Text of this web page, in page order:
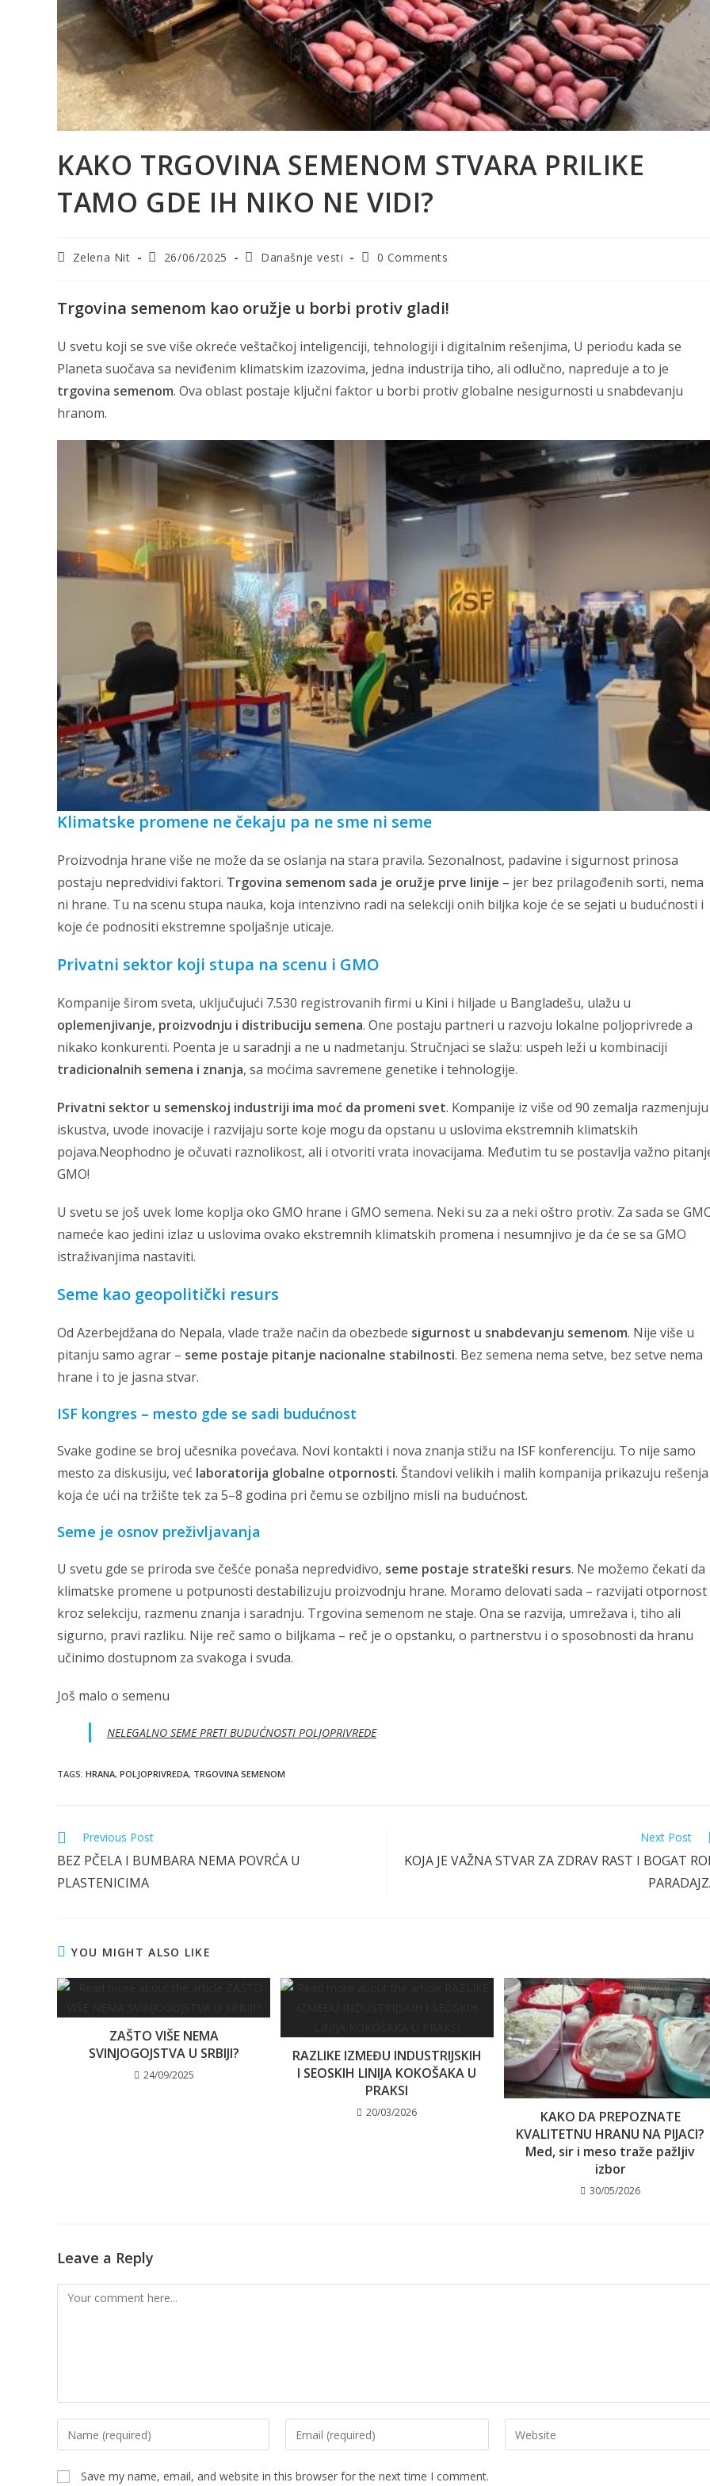
KAKO TRGOVINA SEMENOM STVARA PRILIKE
TAMO GDE IH NIKO NE VIDI?
PostZelena Nit
Post26/06/2025
PostDanašnje vesti
Post0 Comments
Trgovina semenom kao oružje u borbi protiv gladi!
U svetu koji se sve više okreće veštačkoj inteligenciji, tehnologiji i digitalnim rešenjima, U periodu kada se
Planeta suočava sa neviđenim klimatskim izazovima, jedna industrija tiho, ali odlučno, napreduje a to je
trgovina semenom. Ova oblast postaje ključni faktor u borbi protiv globalne nesigurnosti u snabdevanju
hranom.
Klimatske promene ne čekaju pa ne sme ni seme
Proizvodnja hrane više ne može da se oslanja na stara pravila. Sezonalnost, padavine i sigurnost prinosa
postaju nepredvidivi faktori. Trgovina semenom sada je oružje prve linije – jer bez prilagođenih sorti, nema
ni hrane. Tu na scenu stupa nauka, koja intenzivno radi na selekciji onih biljka koje će se sejati u budućnosti i
koje će podnositi ekstremne spoljašnje uticaje.
Privatni sektor koji stupa na scenu i GMO
Kompanije širom sveta, uključujući 7.530 registrovanih firmi u Kini i hiljade u Bangladešu, ulažu u
oplemenjivanje, proizvodnju i distribuciju semena. One postaju partneri u razvoju lokalne poljoprivrede a
nikako konkurenti. Poenta je u saradnji a ne u nadmetanju. Stručnjaci se slažu: uspeh leži u kombinaciji
tradicionalnih semena i znanja, sa moćima savremene genetike i tehnologije.
Privatni sektor u semenskoj industriji ima moć da promeni svet. Kompanije iz više od 90 zemalja razmenjuju
iskustva, uvode inovacije i razvijaju sorte koje mogu da opstanu u uslovima ekstremnih klimatskih
pojava.Neophodno je očuvati raznolikost, ali i otvoriti vrata inovacijama. Međutim tu se postavlja važno
GMO!
U svetu se još uvek lome koplja oko GMO hrane i GMO semena. Neki su za a neki oštro protiv. Za sada se
nameće kao jedini izlaz u uslovima ovako ekstremnih klimatskih promena i nesumnjivo je da će se sa GMO
istraživanjima nastaviti.
Seme kao geopolitički resurs
Od Azerbejdžana do Nepala, vlade traže način da obezbede sigurnost u snabdevanju semenom. Nije više u
pitanju samo agrar – seme postaje pitanje nacionalne stabilnosti. Bez semena nema setve, bez setve nema
hrane i to je jasna stvar.
ISF kongres – mesto gde se sadi budućnost
Svake godine se broj učesnika povećava. Novi kontakti i nova znanja stižu na ISF konferenciju. To nije samo
mesto za diskusiju, već laboratorija globalne otpornosti. Štandovi velikih i malih kompanija prikazuju rešenja
koja će ući na tržište tek za 5–8 godina pri čemu se ozbiljno misli na budućnost.
Seme je osnov preživljavanja
U svetu gde se priroda sve češće ponaša nepredvidivo, seme postaje strateški resurs. Ne možemo čekati da
klimatske promene u potpunosti destabilizuju proizvodnju hrane. Moramo delovati sada – razvijati otpornost
kroz selekciju, razmenu znanja i saradnju. Trgovina semenom ne staje. Ona se razvija, umrežava i, tiho ali
sigurno, pravi razliku. Nije reč samo o biljkama – reč je o opstanku, o partnerstvu i o sposobnosti da hranu
učinimo dostupnom za svakoga i svuda.
Još malo o semenu
NELEGALNO SEME PRETI BUDUĆNOSTI POLJOPRIVREDE
TAGS: HRANA, POLJOPRIVREDA, TRGOVINA SEMENOM
Read
articles
Previous Post
BEZ PČELA I BUMBARA NEMA POVRĆA U
PLASTENICIMA
Next Post
KOJA JE VAŽNA STVAR ZA ZDRAV RAST I BOGAT
YOU MIGHT ALSO LIKE
ZAŠTO VIŠE NEMA
SVINJOGOJSTVA U SRBIJI?
24/09/2025
RAZLIKE IZMEĐU INDUSTRIJSKIH
I SEOSKIH LINIJA KOKOŠAKA U
PRAKSI
20/03/2026
KAKO DA PREPOZNATE
KVALITETNU HRANU NA PIJACI?
Med, sir i meso traže pažljiv
izbor
30/05/2026
Leave a Reply
Comment
Enter
your
name
Enter
your
Enter
your
Save my name, email, and website in this browser for the next time I comment.